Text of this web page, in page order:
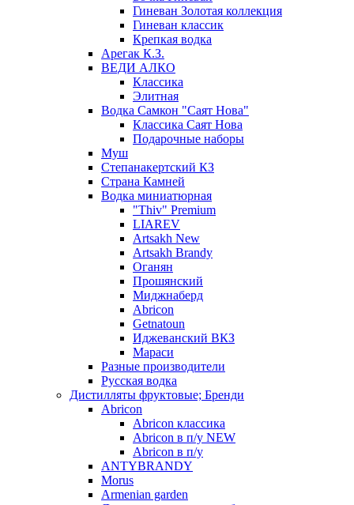
Гиневан Золотая коллекция
Гиневан классик
Крепкая водка
Арегак К.З.
ВЕДИ АЛКО
Классика
Элитная
Водка Самкон "Саят Нова"
Классика Саят Нова
Подарочные наборы
Муш
Степанакертский КЗ
Страна Камней
Водка миниатюрная
"Thiv" Premium
LIAREV
Artsakh New
Artsakh Brandy
Оганян
Прошянский
Миджнаберд
Abricon
Getnatoun
Иджеванский ВКЗ
Мараси
Разные производители
Русская водка
Дистилляты фруктовые; Бренди
Abricon
Abricon классика
Abricon в п/у NEW
Abricon в п/у
ANTYBRANDY
Morus
Armenian garden